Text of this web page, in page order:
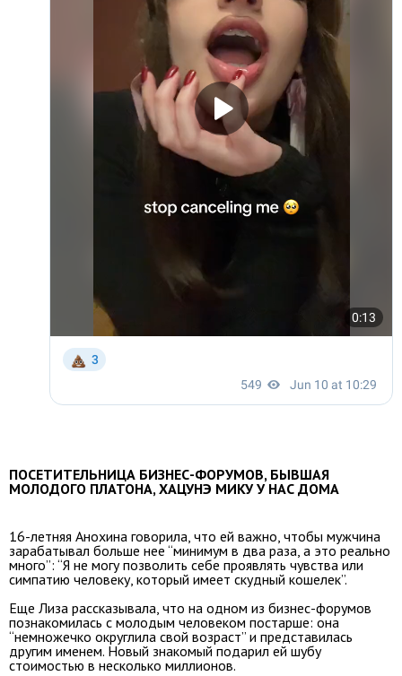
ПОСЕТИТЕЛЬНИЦА БИЗНЕС-ФОРУМОВ, БЫВШАЯ
МОЛОДОГО ПЛАТОНА, ХАЦУНЭ МИКУ У НАС ДОМА
16-летняя Анохина говорила, что ей важно, чтобы мужчина
зарабатывал больше нее “минимум в два раза, а это реально
много”: “Я не могу позволить себе проявлять чувства или
симпатию человеку, который имеет скудный кошелек”.
Еще Лиза рассказывала, что на одном из бизнес-форумов
познакомилась с молодым человеком постарше: она
“немножечко округлила свой возраст” и представилась
другим именем. Новый знакомый подарил ей шубу
стоимостью в несколько миллионов.